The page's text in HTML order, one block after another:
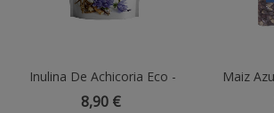
Inulina De Achicoria Eco -
200g
8,90 €
Maiz